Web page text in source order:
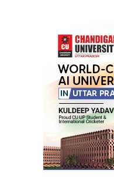
Your E-mail*
Submit Comment